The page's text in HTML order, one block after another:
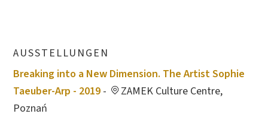
AUSSTELLUNGEN
Breaking into a New Dimension. The Artist Sophie
Taeuber-Arp - 2019 -
ZAMEK Culture Centre,
Poznań